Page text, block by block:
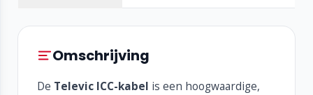
Omschrijving
De Televic ICC-kabel is een hoogwaardige,